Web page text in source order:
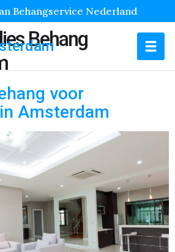
Behangservice Nederland
Behang
voor
Amsterdam